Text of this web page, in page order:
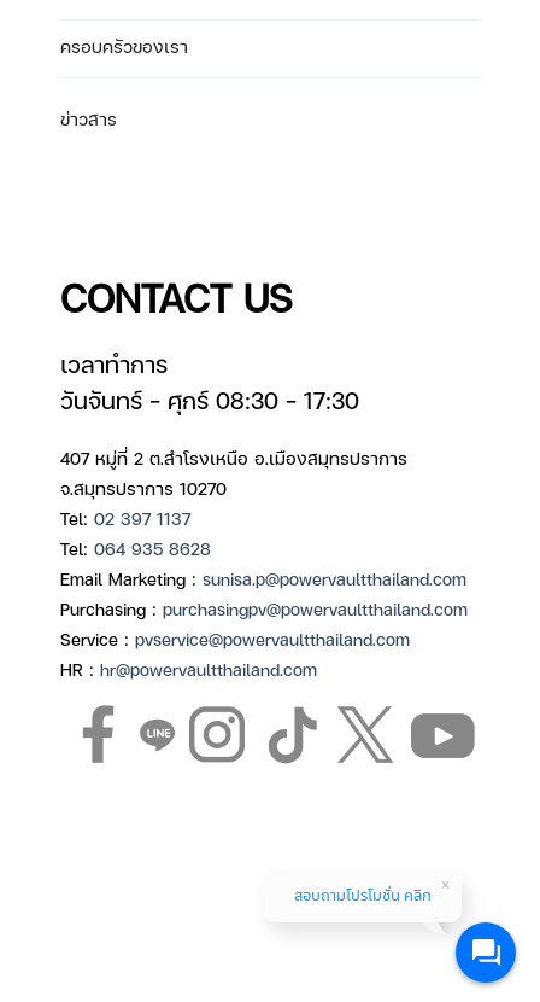
ครอบครัวของเรา
ข่าวสาร
CONTACT US
เวลาทำการ
วันจันทร์ – ศุกร์ 08:30 – 17:30
407 หมู่ที่ 2 ต.สำโรงเหนือ อ.เมืองสมุทรปราการ
จ.สมุทรปราการ 10270
Tel: 02 397 1137
Tel: 064 935 8628
Email Marketing : sunisa.p@powervaultthailand.com
Purchasing : purchasingpv@powervaultthailand.com
Service : pvservice@powervaultthailand.com
HR : hr@powervaultthailand.com
สอบถามโปรโมชั่น คลิก